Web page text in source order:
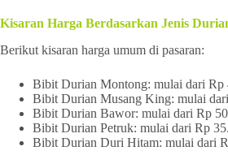
Kisaran Harga Berdasarkan Jenis
Berikut kisaran harga umum di pasaran:
Bibit Durian Montong: mulai dari Rp
Bibit Durian Musang King: mulai
Bibit Durian Bawor: mulai dari Rp
Bibit Durian Petruk: mulai dari Rp
Bibit Durian Duri Hitam: mulai dari